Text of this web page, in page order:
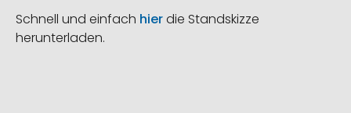
Schnell und einfach hierdie Standskizze
herunterladen.